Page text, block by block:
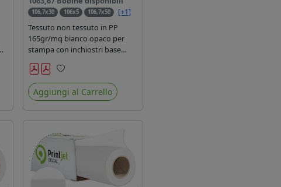
106,7x30 106x5 106,7x50
[+1]
Tessuto non tessuto in PP
165gr/mq bianco opaco per
stampa con inchiostri base
acqua, latex, uv, ecosolvente.
Finitura a rombi spundbond e
coating superficiale con totale
assenza di peluria. Occhiellabile,
Preferiti
Aggiungi al Carrello